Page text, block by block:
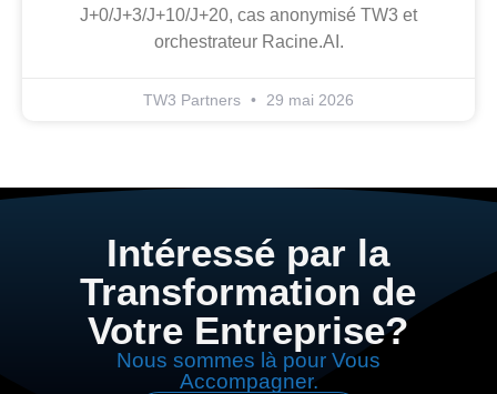
J+0/J+3/J+10/J+20, cas anonymisé TW3 et
orchestrateur Racine.AI.
TW3 Partners 29 mai 2026
Intéressé par la
Transformation de
Votre Entreprise?
Nous sommes là pour Vous
Accompagner.